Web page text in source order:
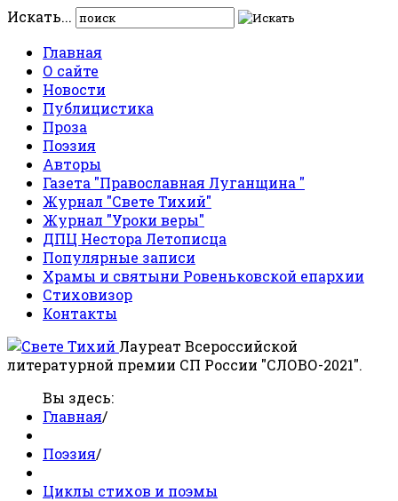
Искать...
Главная
О сайте
Новости
Публицистика
Проза
Поэзия
Авторы
Газета "Православная Луганщина "
Журнал "Свете Тихий"
Журнал "Уроки веры"
ДПЦ Нестора Летописца
Популярные записи
Храмы и святыни Ровеньковской епархии
Стиховизор
Контакты
Лауреат Всероссийской
литературной премии СП России "СЛОВО-2021".
Вы здесь:
Главная/
Поэзия/
Циклы стихов и поэмы